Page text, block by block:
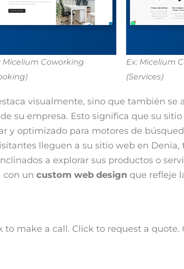
Micelium Coworking
Ex: Micelium
(Services)
visualmente, sino que también se
su empresa. Esto significa que su sitio
y optimizado para motores de
lleguen a su sitio web en Denia,
a explorar sus productos o
con un custom web design que refleje
make a call. Click to request a quote.